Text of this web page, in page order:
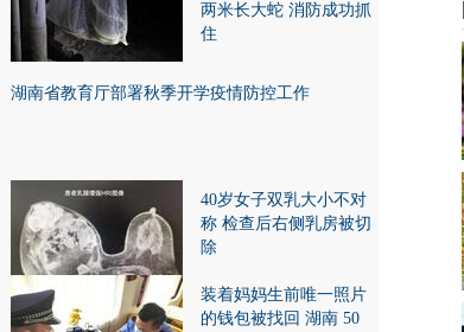
两米长大蛇 消防成功抓
住
湖南省教育厅部署秋季开学疫情防控工作
40岁女子双乳大小不对
称 检查后右侧乳房被切
除
装着妈妈生前唯一照片
的钱包被找回 湖南 50